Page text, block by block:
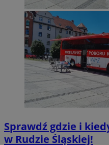
Sprawdź gdzie i
w Rudzie Śląskiej!